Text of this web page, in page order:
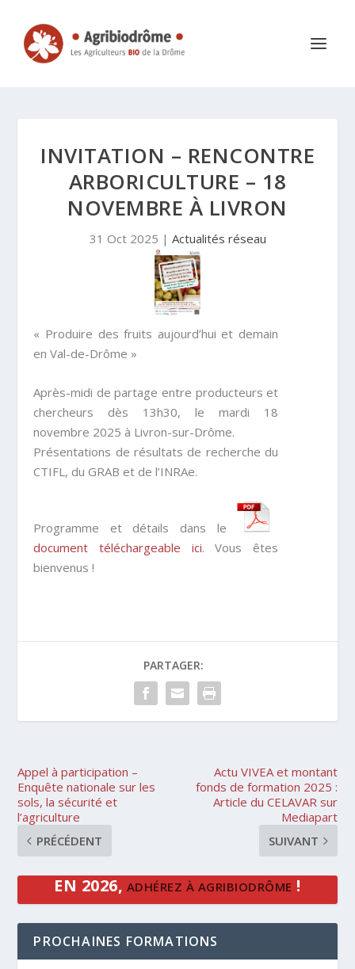
INVITATION – RENCONTRE
ARBORICULTURE – 18
NOVEMBRE À LIVRON
31 Oct 2025 | Actualités réseau
« Produire des fruits aujourd’hui et demain
en Val-de-Drôme »
Après-midi de partage entre producteurs et
chercheurs dès 13h30, le mardi 18
novembre 2025 à Livron-sur-Drôme.
Présentations derésultats de recherche du
CTIFL, du GRAB et de l’INRAe.
Programme et détails dans le
document téléchargeable ici. Vous êtes
bienvenus !
PARTAGER:
Appel à participation –
Enquête nationale sur les
sols, la sécurité et
l’agriculture
PRÉCÉDENT
Actu VIVEA et montant
fonds de formation 2025 :
Article du CELAVAR sur
Mediapart
SUIVANT
EN 2026, ADHÉREZ À AGRIBIODRÔME !
PROCHAINES FORMATIONS